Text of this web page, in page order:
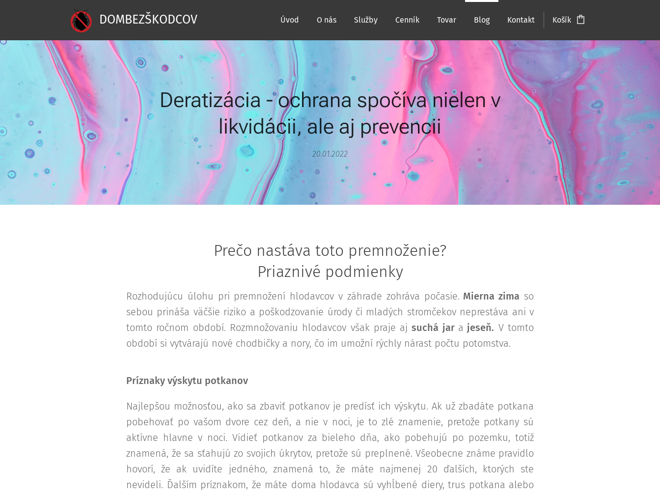
DOMBEZŠKODCOV Úvod O nás Služby Cenník Tovar Blog Kontakt Košík
Deratizácia - ochrana spočíva nielen v
likvidácii, ale aj prevencii
20.01.2022
Prečo nastáva toto premnoženie?
Priaznivé podmienky
Rozhodujúcu úlohu pri premnožení hlodavcov v záhrade zohráva počasie. Mierna zima so
sebou prináša väčšie riziko a poškodzovanie úrody či mladých stromčekov neprestáva ani v
tomto ročnom období. Rozmnožovaniu hlodavcov však praje ajsuchá jar a jeseň. V tomto
období si vytvárajú nové chodbičky a nory, čo im umožní rýchly nárast počtu potomstva.
Príznaky výskytu potkanov
Najlepšou možnosťou, ako sa zbaviť potkanov je predísť ich výskytu. Ak už zbadáte potkana
pobehovať po vašom dvore cez deň, a nie v noci, je to zlé znamenie, pretože potkany sú
aktívne hlavne v noci. Vidieť potkanov za bieleho dňa, ako pobehujú po pozemku, totiž
znamená, že sa sťahujú zo svojich úkrytov, pretože sú preplnené. Všeobecne známe pravidlo
hovorí, že ak uvidíte jedného, znamená to, že máte najmenej 20 ďalších, ktorých ste
nevideli. Ďalším príznakom, že máte doma hlodavca sú vyhĺbené diery, trus potkana alebo